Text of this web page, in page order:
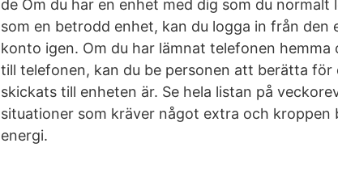
de Om du har en enhet med dig som du
som en betrodd enhet, kan du logga in från den
konto igen. Om du har lämnat telefonen
till telefonen, kan du be personen att berätta för
skickats till enheten är. Se hela listan på
situationer som kräver något extra och kroppen
energi.